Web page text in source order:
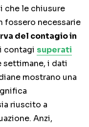
che le chiusure
fossero necessarie
del contagio in
contagi superati
settimane, i dati
mostrano una
riuscito a
Anzi,